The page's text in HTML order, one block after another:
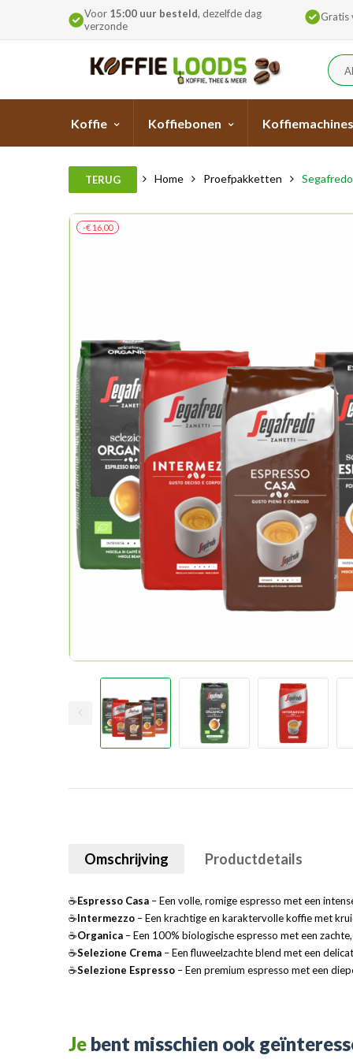
Voor 15:00 uur besteld, dezelfde dag
verzonde
Gratis
Koffie Koffiebonen Koffiemachines
TERUG Home Proefpakketten
-€ 16,00
Omschrijving Productdetails
☕Espresso Casa – Een volle, romige espresso met een
☕Intermezzo – Een krachtige en karaktervolle koffie met
☕Organica – Een 100% biologische espresso met een
☕Selezione Crema – Een fluweelzachte blend met een
☕Selezione Espresso – Een premium espresso met een
Je bent misschien ook